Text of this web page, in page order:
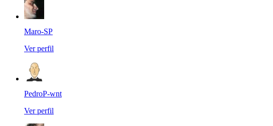
Maro-SP
Ver perfil
PedroP-wnt
Ver perfil